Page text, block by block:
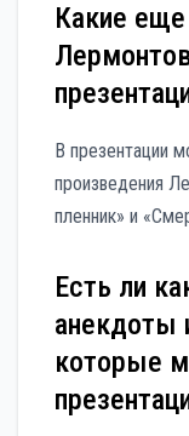
Какие
В презентации
произведения
пленник» и
Есть ли
анекдоты
которые